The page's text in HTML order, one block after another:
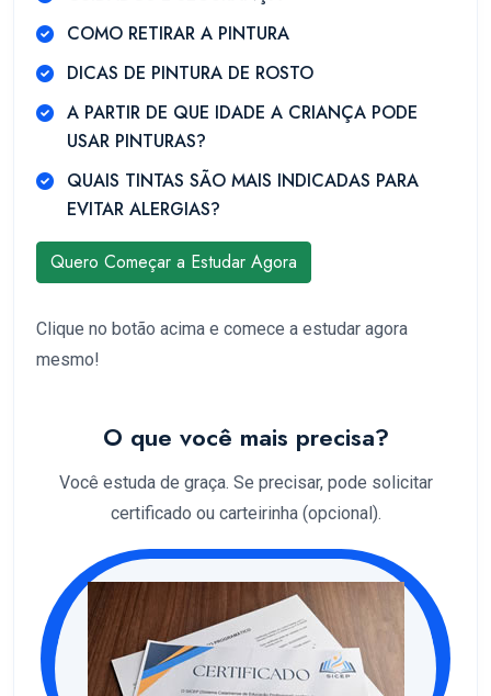
COMO RETIRAR A PINTURA
DICAS DE PINTURA DE ROSTO
A PARTIR DE QUE IDADE A CRIANÇA PODE
USAR PINTURAS?
QUAIS TINTAS SÃO MAIS INDICADAS PARA
EVITAR ALERGIAS?
Quero Começar a Estudar Agora
Clique no botão acima e comece a estudar agora
mesmo!
O que você mais precisa?
Você estuda de graça. Se precisar, pode solicitar
certificado ou carteirinha (opcional).